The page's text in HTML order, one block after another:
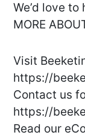
We’d love
MORE
Visit
https://
Contact us
https://
Read our